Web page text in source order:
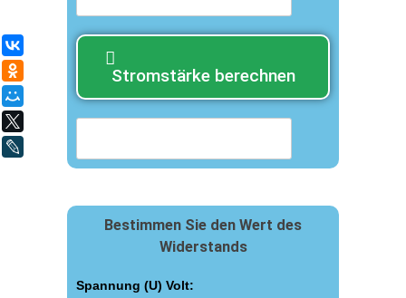
Stromstärke berechnen
Bestimmen Sie den Wert des
Widerstands
Spannung (U) Volt:
ВКонтакте
Одноклассники
Мой Мир